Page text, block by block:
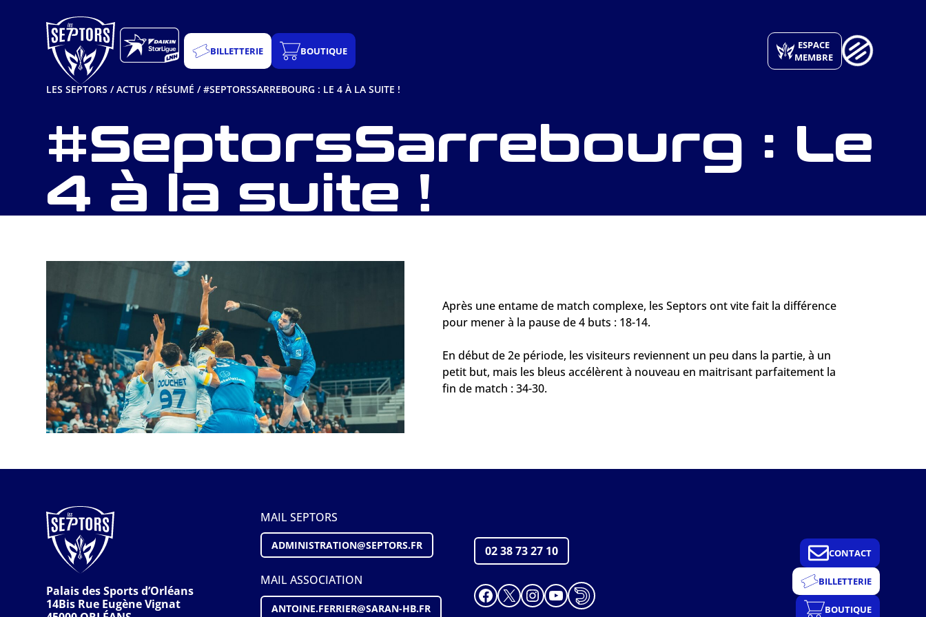
BILLETTERIE BOUTIQUE
ESPACE
MEMBRE
LES SEPTORS /ACTUS / RÉSUMÉ /#SEPTORSSARREBOURG : LE 4 À LA SUITE !
#SeptorsSarrebourg : Le
4 à la suite !
Après une entame de match complexe, les Septors ont vite fait la différence
pour mener à la pause de 4 buts : 18-14.
En début de 2e période, les visiteurs reviennent un peu dans la partie, à un
petit but, mais les bleus accélèrent à nouveau en maitrisant parfaitement la
fin de match : 34-30.
Palais des Sports d’Orléans
14Bis Rue Eugène Vignat
MAIL SEPTORS
ADMINISTRATION@SEPTORS.FR
MAIL ASSOCIATION
ANTOINE.FERRIER@SARAN-HB.FR
02 38 73 27 10
Facebook
X Instagram
YouTube
CONTACT
BILLETTERIE
BOUTIQUE